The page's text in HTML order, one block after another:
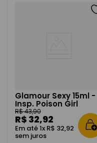
Glamour Sexy 15ml -
Insp. Poison Girl
R$43,90
R$ 32,92
Em até1x R$ 32,92
sem juros